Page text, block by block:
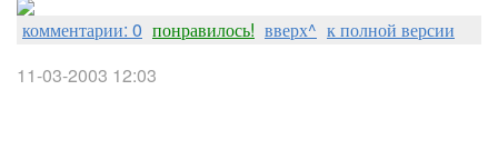
комментарии: 0 понравилось! вверх^ к полной версии
11-03-2003 12:03